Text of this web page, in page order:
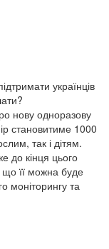
українців
нову одноразову
становитиме 1000
так і дітям.
до кінця цього
її можна буде
моніторингу та